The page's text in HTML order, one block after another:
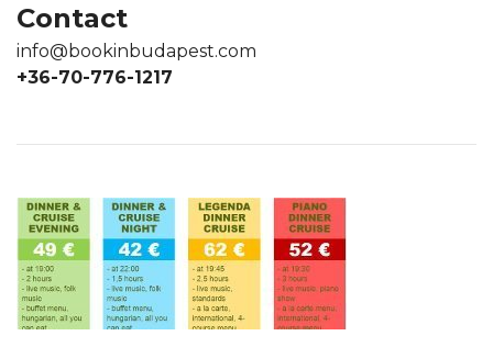
Contact
info@bookinbudapest.com
+36-70-776-1217